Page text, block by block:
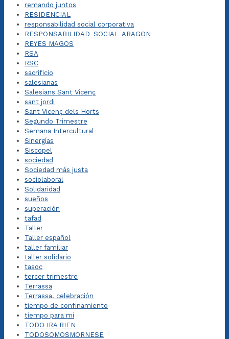
remando juntos
RESIDENCIAL
responsabilidad social corporativa
RESPONSABILIDAD_SOCIAL_ARAGON
REYES MAGOS
RSA
RSC
sacrificio
salesianas
Salesians Sant Vicenç
sant jordi
Sant Vicenç dels Horts
Segundo Trimestre
Semana Intercultural
Sinergías
Siscopel
sociedad
Sociedad más justa
sociolaboral
Solidaridad
sueños
superación
tafad
Taller
Taller español
taller familiar
taller solidario
tasoc
tercer trimestre
Terrassa
Terrassa. celebración
tiempo de confinamiento
tiempo para mi
TODO IRA BIEN
TODOSOMOSMORNESE